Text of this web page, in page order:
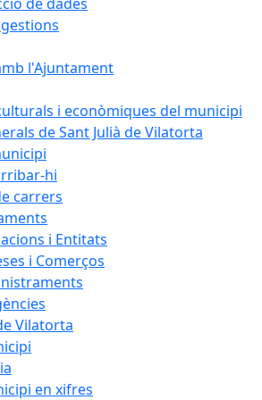
l'Ajuntament
i econòmiques del municipi
de Sant Julià de Vilatorta
hi
carrers
i Entitats
i Comerços
Vilatorta
en xifres